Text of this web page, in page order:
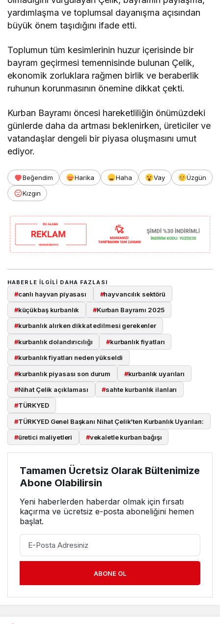
yardımlaşma ve toplumsal dayanışma açısından
büyük önem taşıdığını ifade etti.
Toplumun tüm kesimlerinin huzur içerisinde bir
bayram geçirmesi temennisinde bulunan Çelik,
ekonomik zorluklara rağmen birlik ve beraberlik
ruhunun korunmasının önemine dikkat çekti.
Kurban Bayramı öncesi hareketliliğin önümüzdeki
günlerde daha da artması beklenirken, üreticiler ve
vatandaşlar dengeli bir piyasa oluşmasını umut
ediyor.
Beğendim Harika Haha Vay
Üzgün
Kızgın
HABERLE ILGILI DAHA FAZLASI
#canlı hayvan piyasası #hayvancılık sektörü
#küçükbaş kurbanlık #Kurban Bayramı 2025
#kurbanlık alırken dikkat edilmesi gerekenler
#kurbanlık dolandırıcılığı #kurbanlık fiyatları
#kurbanlık fiyatları neden yükseldi
#kurbanlık piyasası son durum #kurbanlık uyarıları
#Nihat Çelik açıklaması #sahte kurbanlık ilanları
#TÜRKYED
#TÜRKYED Genel Başkanı Nihat Çelik’ten Kurbanlık Uyarıları:
#üretici maliyetleri #vekaletle kurban bağışı
Tamamen Ücretsiz Olarak Bültenimize
Abone Olabilirsin
Yeni haberlerden haberdar olmak için fırsatı
kaçırma ve ücretsiz e-posta aboneliğini hemen
başlat.
ABONE OL